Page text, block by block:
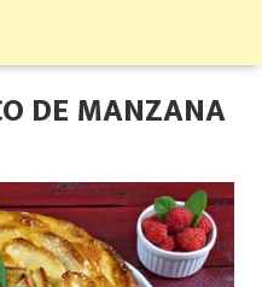
DE MANZANA